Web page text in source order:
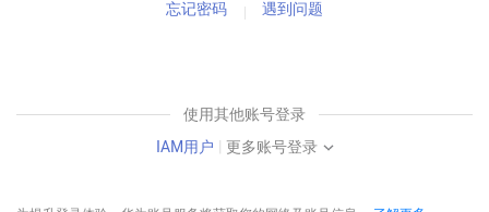
忘记密码 遇到问题
使用其他账号登录
IAM用户 | 更多账号登录